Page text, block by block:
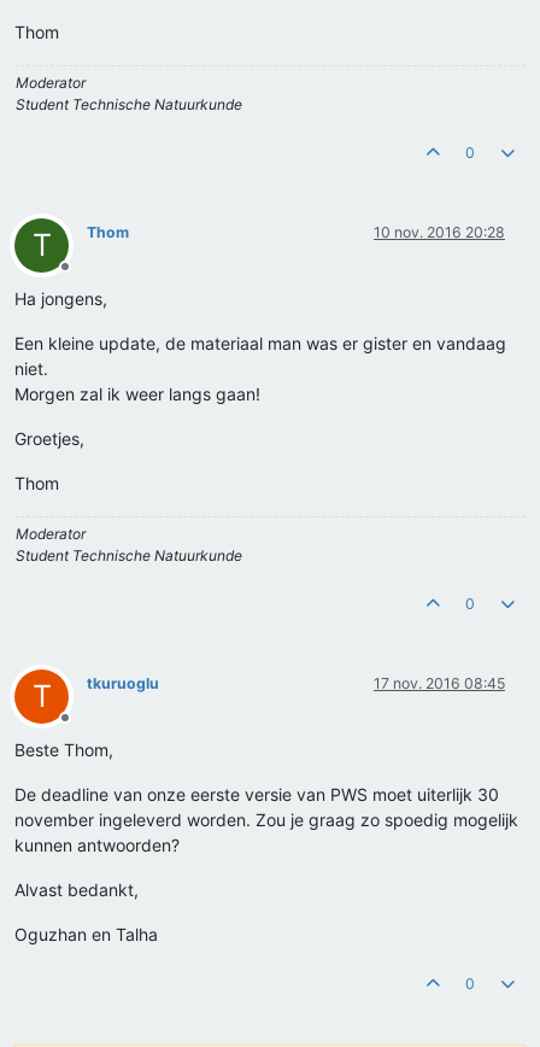
Thom
Moderator
Student Technische Natuurkunde
0
T
Offline
Thom 10 nov. 2016 20:28
Ha jongens,
Een kleine update, de materiaal man was er gister en vandaag
niet.
Morgen zal ik weer langs gaan!
Groetjes,
Thom
Moderator
Student Technische Natuurkunde
0
T
Offline
tkuruoglu 17 nov. 2016 08:45
Beste Thom,
De deadline van onze eerste versie van PWS moet uiterlijk 30
november ingeleverd worden. Zou je graag zo spoedig mogelijk
kunnen antwoorden?
Alvast bedankt,
Oguzhan en Talha
0